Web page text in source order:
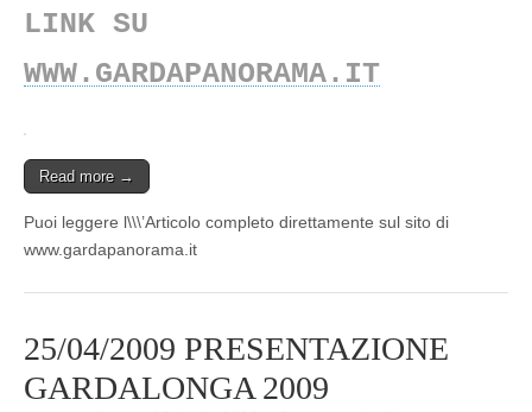
LINK SU
WWW.GARDAPANORAMA.IT
Read more →
Puoi leggere l\\\’Articolo completo direttamente sul sito di
www.gardapanorama.it
25/04/2009 PRESENTAZIONE
GARDALONGA 2009